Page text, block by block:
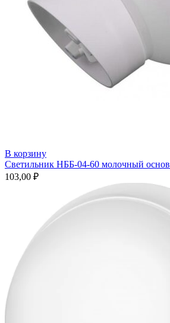
В корзину
Светильник НББ-04-60 молочный
103,00 ₽